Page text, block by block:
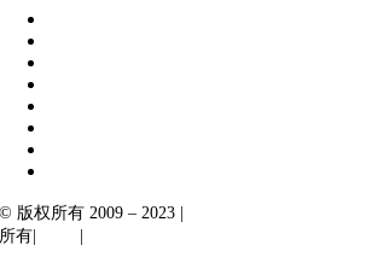
© 版权所有 2009 – 2023 |
所有|
|